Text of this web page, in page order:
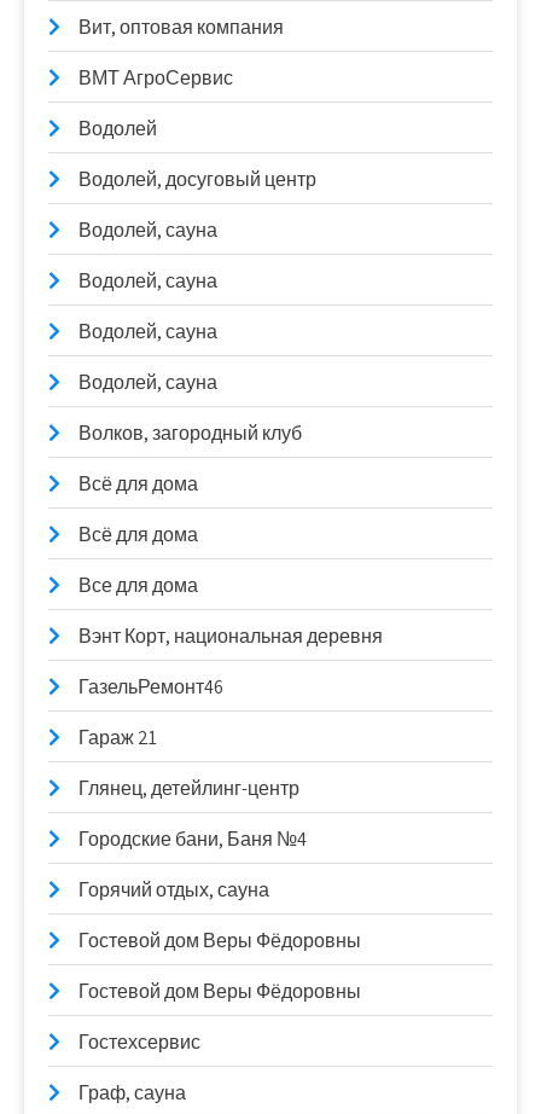
Вит, оптовая компания
ВМТ АгроСервис
Водолей
Водолей, досуговый центр
Водолей, сауна
Водолей, сауна
Водолей, сауна
Водолей, сауна
Волков, загородный клуб
Всё для дома
Всё для дома
Все для дома
Вэнт Корт, национальная деревня
ГазельРемонт46
Гараж 21
Глянец, детейлинг-центр
Городские бани, Баня №4
Горячий отдых, сауна
Гостевой дом Веры Фёдоровны
Гостевой дом Веры Фёдоровны
Гостехсервис
Граф, сауна